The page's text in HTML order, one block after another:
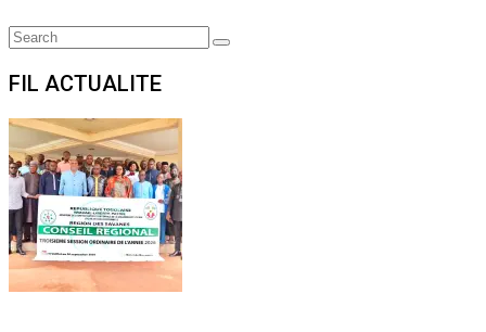
Search
Search
FIL ACTUALITE